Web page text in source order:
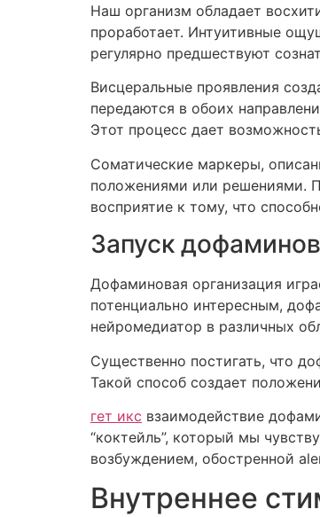
Наш организм обладает
проработает. Интуитивные
регулярно предшествуют
Висцеральные проявления
передаются в обоих
Этот процесс дает
Соматические маркеры,
положениями или решениями.
восприятие к тому, что
Запуск
Дофаминовая организация
потенциально интересным,
нейромедиатор в различных
Существенно постигать, что
Такой способ создает
гет икс взаимодействие
“коктейль”, который мы
возбуждением, обостренной
Внутреннее